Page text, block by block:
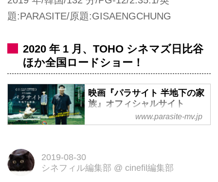
題:PARASITE/原題:GISAENGCHUNG
2020 年 1 月、TOHO シネマズ日比谷
ほか全国ロードショー！
映画『パラサイト 半地下の家
族』オフィシャルサイト
第72回カンヌ国際映画祭＜最高賞
タバレ厳禁！”100％予測できない
www.parasite-mv.jp
2019-08-30
シネフィル編集部 @ cinefil編集部